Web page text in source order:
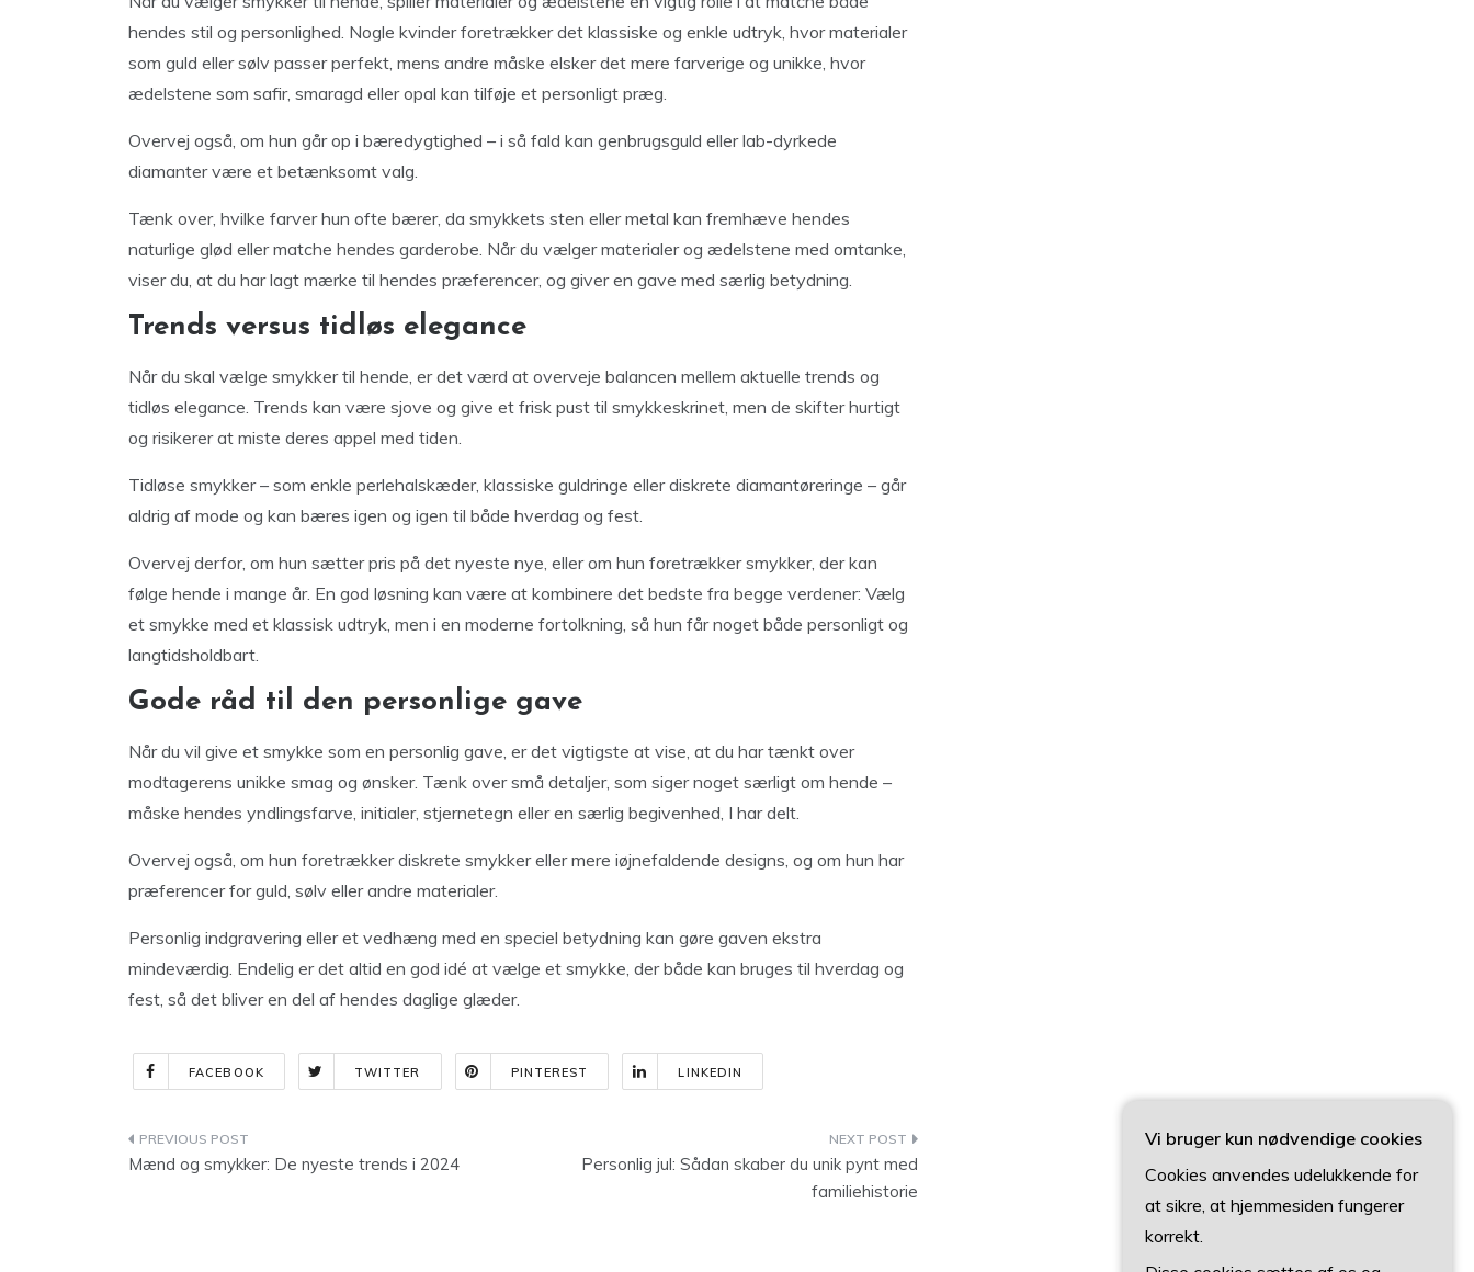
hendes stil og personlighed. Nogle kvinder foretrækker det klassiske og enkle udtryk, hvor materialer
som guld eller sølv passer perfekt, mens andre måske elsker det mere farverige og unikke, hvor
ædelstene som safir, smaragd eller opal kan tilføje et personligt præg.
Overvej også, om hun går op i bæredygtighed – i så fald kan genbrugsguld eller lab-dyrkede
diamanter være et betænksomt valg.
Tænk over, hvilke farver hun ofte bærer, da smykkets sten eller metal kan fremhæve hendes
naturlige glød eller matche hendes garderobe. Når du vælger materialer og ædelstene med omtanke,
viser du, at du har lagt mærke til hendes præferencer, og giver en gave med særlig betydning.
Trends versus tidløs elegance
Når du skal vælge smykker til hende, er det værd at overveje balancen mellem aktuelle trends og
tidløs elegance. Trends kan være sjove og give et frisk pust til smykkeskrinet, men de skifter hurtigt
og risikerer at miste deres appel med tiden.
Tidløse smykker – som enkle perlehalskæder, klassiske guldringe eller diskrete diamantøreringe – går
aldrig af mode og kan bæres igen og igen til både hverdag og fest.
Overvej derfor, om hun sætter pris på det nyeste nye, eller om hun foretrækker smykker, der kan
følge hende i mange år. En god løsning kan være at kombinere det bedste fra begge verdener: Vælg
et smykke med et klassisk udtryk, men i en moderne fortolkning, så hun får noget både personligt og
langtidsholdbart.
Gode råd til den personlige gave
Når du vil give et smykke som en personlig gave, er det vigtigste at vise, at du har tænkt over
modtagerens unikke smag og ønsker. Tænk over små detaljer, som siger noget særligt om hende –
måske hendes yndlingsfarve, initialer, stjernetegn eller en særlig begivenhed, I har delt.
Overvej også, om hun foretrækker diskrete smykker eller mere iøjnefaldende designs, og om hun har
præferencer for guld, sølv eller andre materialer.
Personlig indgravering eller et vedhæng med en speciel betydning kan gøre gaven ekstra
mindeværdig. Endelig er det altid en god idé at vælge et smykke, der både kan bruges til hverdag og
fest, så det bliver en del af hendes daglige glæder.
FACEBOOK TWITTER PINTEREST LINKEDIN
Indlægsnavigation
Mænd og smykker: De nyeste trends i 2024
Personlig jul: Sådan skaber du unik pynt med
familiehistorie
Vi bruger kun nødvendige cookies
Cookies anvendes udelukkende for
at sikre, at hjemmesiden fungerer
korrekt.